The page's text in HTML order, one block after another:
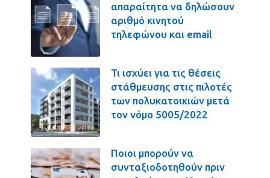
απαραίτητα να δηλώσουν
αριθμό κινητού
τηλεφώνου και email
Τι ισχύει για τις θέσεις
στάθμευσης στις πιλοτές
των πολυκατοικιών μετά
τον νόμο 5005/2022
Ποιοι μπορούν να
συνταξιοδοτηθούν πριν